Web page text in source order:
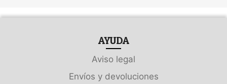
AYUDA
Aviso legal
Envíos y devoluciones